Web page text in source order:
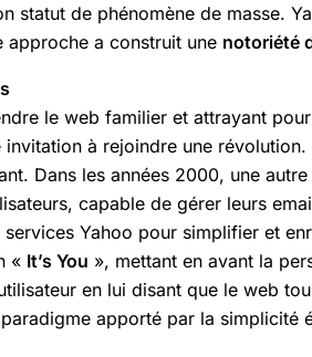
statut de phénomène de masse.
approche a construit une notoriété
le web familier et attrayant
invitation à rejoindre une
Dans les années 2000, une
capable de gérer leurs
Yahoo pour simplifier et
« It’s You », mettant en avant la
en lui disant que le web
apporté par la simplicité